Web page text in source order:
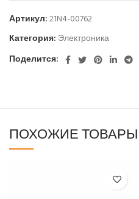
Артикул:21N4-00762
Категория: Электроника
Поделится:
ПОХОЖИЕ ТОВАРЫ